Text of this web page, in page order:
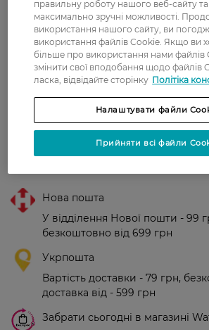
безупречно
идеально
Людмила
2 серпня, 2021
Мне очень
отлично добавляет
держится не
Показати ще
Нова пошта
У відділення Нової пошти - 99
безкоштовно від 699 грн
Укрпошта
Вартість доставки - 79 грн,
доставка від - 599 грн
Забрати сьогодні в магазині
правильну роботу нашого веб-сайту
максимально зручні можливості.
використання нашого сайту, ви
використання файлів Cookie. Якщо ви
більше про використання нами файлів
змінити свої вподобання щодо файлів
ласка, відвідайте сторінку Політіка
Налаштувати файли
Прийняти всі файли